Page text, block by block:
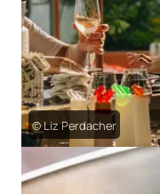
© Liz Perdacher